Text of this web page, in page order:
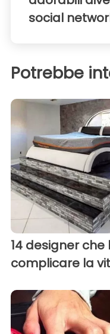
social
Potrebbe
14 designer
complicare la